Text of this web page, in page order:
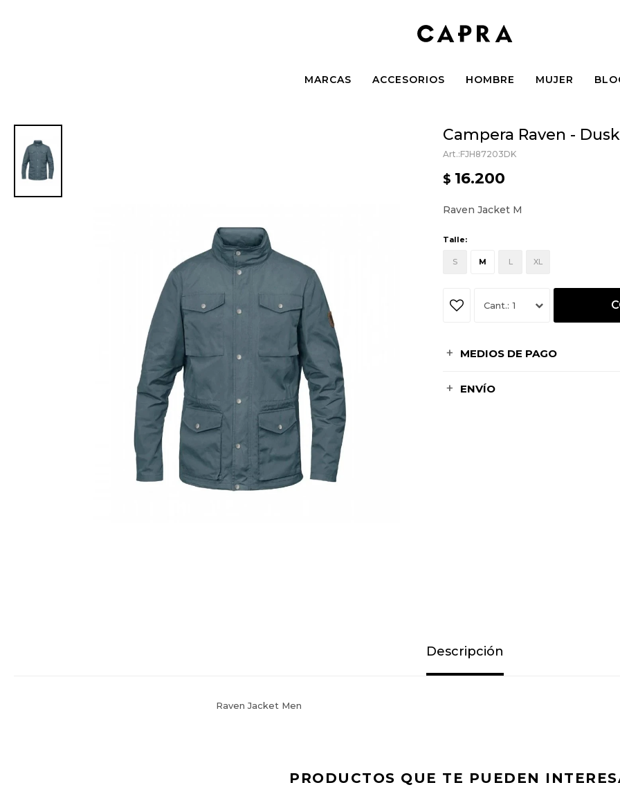
MARCAS ACCESORIOS HOMBRE MUJER
Campera Raven - Dusk
FJH87203DK
$ 16.200
Raven Jacket M
Talle:
S M L XL
1
MEDIOS DE PAGO
ENVÍO
Descripción
Raven Jacket Men
PRODUCTOS QUE TE PUEDEN